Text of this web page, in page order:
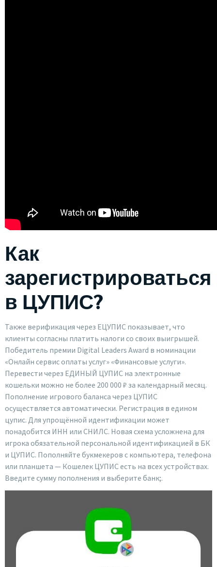
Как
зарегистрироваться
в ЦУПИС?
Также верификация через ЕЦУПИС показывает, что
клиенты согласны платить налоги со своих выигрышей.
Победитель премии Digital Leaders Award в номинации
«Онлайн сервис оплаты услуг» «Финансовые услуги».
Перевести через ЕДИНЫЙ ЦУПИС на электронные
кошельки можно не более 200 000 ₽ за календарный месяц.
Пополнение игрового баланса через ЦУПИС
осуществляется автоматически. Регистрация в едином
цупис. Для упрощённой идентификации может
понадобится ИНН или СНИЛС. Новая схема усложнена для
игрока обязательной персональной идентификацией в БК
и ЦУПИС. Пополняйте букмекеров с компьютера, телефона
или планшета — Кошелек ЦУПИС есть на всех устройствах.
Введите сумму пополнения и выберите банк;.